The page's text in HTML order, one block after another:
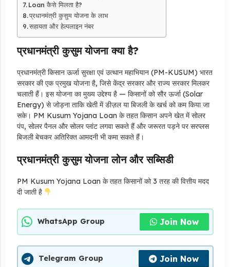
Loan कैसे मिलता है?
प्रधानमंत्री कुसुम योजना के लाभ
सहायता और हेल्पलाइन नंबर
प्रधानमंत्री कुसुम योजना क्या है?
प्रधानमंत्री किसान ऊर्जा सुरक्षा एवं उत्थान महाभियान (PM-KUSUM) भारत
सरकार की एक प्रमुख योजना है, जिसे केंद्र सरकार और राज्य सरकार मिलकर
चलाती हैं। इस योजना का मुख्य उद्देश्य है — किसानों को सौर ऊर्जा (Solar
Energy) से जोड़ना ताकि खेती में डीज़ल या बिजली के खर्च को कम किया जा
सके। PM Kusum Yojana Loan के तहत किसान अपने खेत में सोलर
पंप, सोलर पैनल और सोलर प्लांट लगवा सकते हैं और जरूरत पड़ने पर सरप्लस
बिजली बेचकर अतिरिक्त आमदनी भी कमा सकते हैं।
प्रधानमंत्री कुसुम योजना लोन और सब्सिडी
PM Kusum Yojana Loan के तहत किसानों को 3 तरह की वित्तीय मदद
दी जाती है
WhatsApp Group Join Now
Telegram Group Join Now